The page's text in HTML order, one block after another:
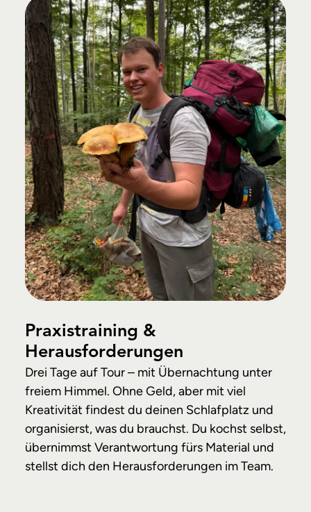
Praxistraining &
Herausforderungen
Drei Tage auf Tour – mit Übernachtung unter
freiem Himmel. Ohne Geld, aber mit viel
Kreativität findest du deinen Schlafplatz und
organisierst, was du brauchst. Du kochst selbst,
übernimmst Verantwortung fürs Material und
stellst dich den Herausforderungen im Team.